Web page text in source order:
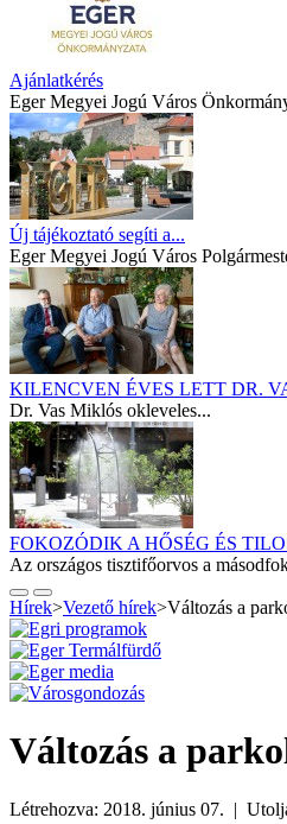
Ajánlatkérés
Eger Megyei Jogú Város
Új tájékoztató segíti a...
Eger Megyei Jogú Város
KILENCVEN ÉVES LETT DR.
Dr. Vas Miklós okleveles...
FOKOZÓDIK A HŐSÉG ÉS
Az országos tisztifőorvos a
Hírek>Vezető hírek>Változás a
Változás a
Létrehozva: 2018. június 07. |